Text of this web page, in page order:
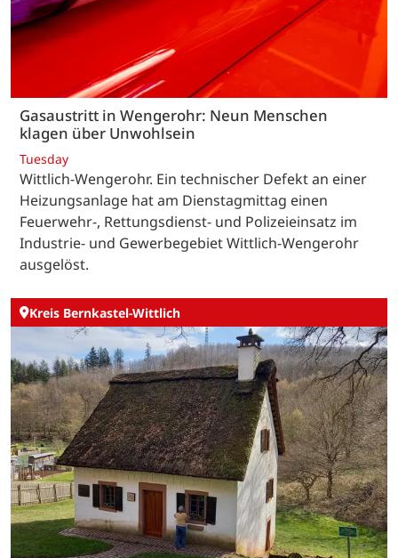
Gasaustritt in Wengerohr: Neun Menschen
klagen über Unwohlsein
Tuesday
Wittlich-Wengerohr. Ein technischer Defekt an einer
Heizungsanlage hat am Dienstagmittag einen
Feuerwehr-, Rettungsdienst- und Polizeieinsatz im
Industrie- und Gewerbegebiet Wittlich-Wengerohr
ausgelöst.
Kreis Bernkastel-Wittlich